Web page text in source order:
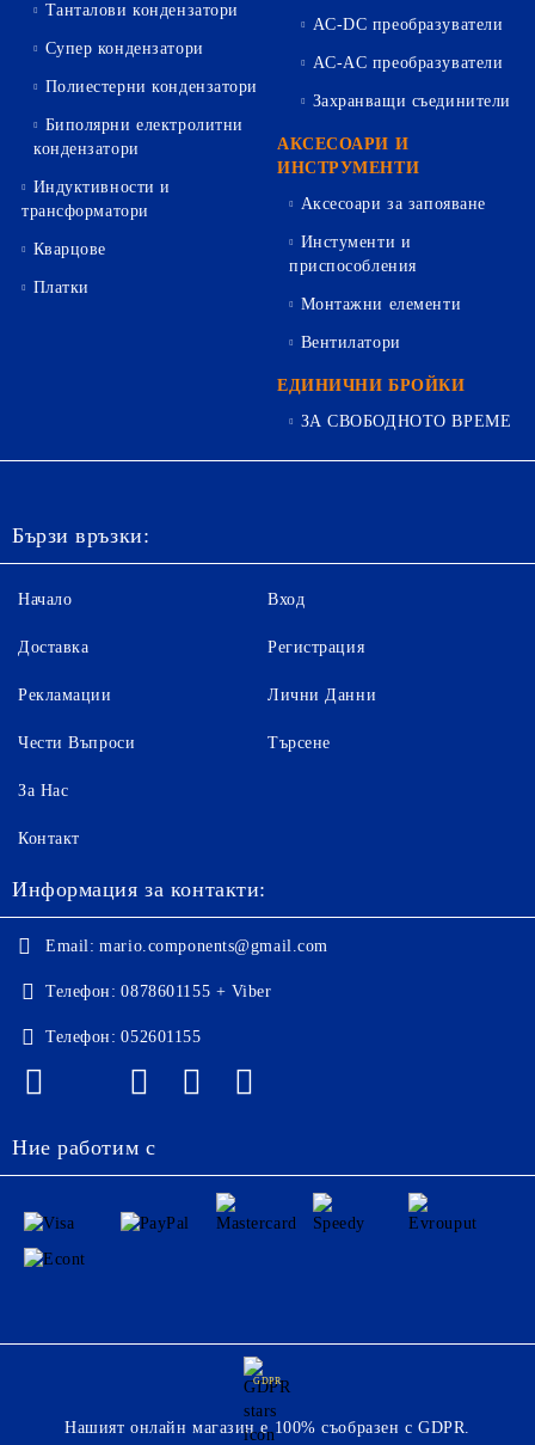
Танталови кондензатори
Супер кондензатори
Полиестерни кондензатори
Биполярни електролитни
кондензатори
Индуктивности и
трансформатори
Кварцове
Платки
AC-DC преобразуватели
AC-AC преобразуватели
Захранващи съединители
АКСЕСОАРИ И
ИНСТРУМЕНТИ
Аксесоари за запояване
Инстументи и
приспособления
Монтажни елементи
Вентилатори
ЕДИНИЧНИ БРОЙКИ
ЗА СВОБОДНОТО ВРЕМЕ
Бързи връзки:
Начало
Доставка
Рекламации
Чести Въпроси
Вход
Регистрация
Лични Данни
Търсене
За Нас
Контакт
Информация за контакти:
Email: mario.components@gmail.com
Телефон: 0878601155 + Viber
Телефон: 052601155
Ние работим с
GDPR
Нашият онлайн магазин е 100% съобразен с GDPR.